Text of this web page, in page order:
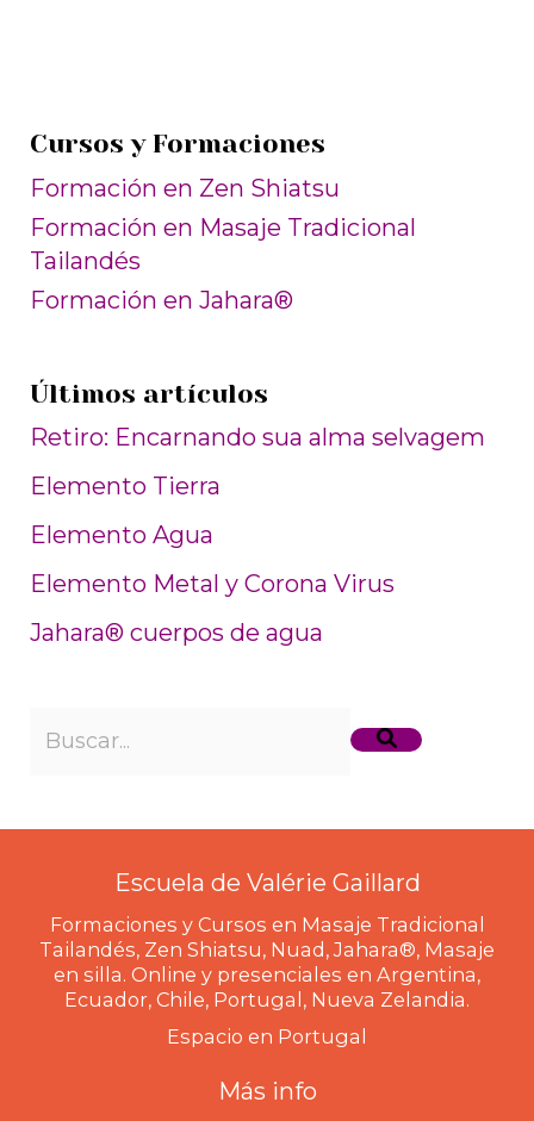
Cursos y Formaciones
Formación en Zen Shiatsu
Formación en Masaje Tradicional
Tailandés
Formación en Jahara®
Últimos artículos
Retiro: Encarnando sua alma selvagem
Elemento Tierra
Elemento Agua
Elemento Metal y Corona Virus
Jahara® cuerpos de agua
Escuela de Valérie Gaillard
Formaciones y Cursos en Masaje Tradicional
Tailandés, Zen Shiatsu, Nuad, Jahara®, Masaje
en silla. Online y presenciales en Argentina,
Ecuador, Chile, Portugal, Nueva Zelandia.
Espacio en Portugal
Más info